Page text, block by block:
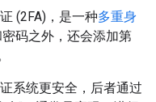
(2FA)，是一种多重身
码之外，还会添加第
系统更安全，后者通过